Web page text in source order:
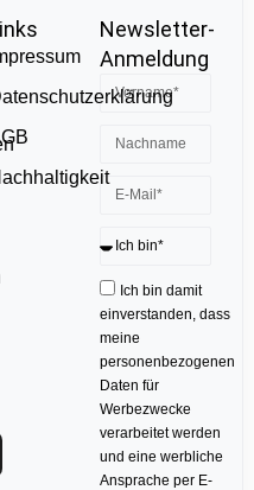
Newsletter-
Anmeldung
Ich bin damit
einverstanden, dass
meine
personenbezogenen
Daten für
Werbezwecke
verarbeitet werden
und eine werbliche
Ansprache per E-